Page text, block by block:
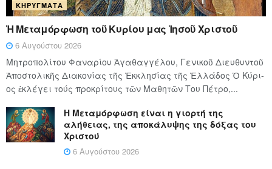
ΚΗΡΎΓΜΑΤΑ
Ἡ Μεταμόρφωση τοῦ Κυρίου μας Ἰησοῦ Χριστοῦ
6 Αυγούστου 2026
Μητροπολίτου Φαναρίου Ἀγαθαγγέλου, Γενικοῦ Διευθυντοῦ
Ἀποστολικῆς Διακονίας τῆς Ἐκκλησίας τῆς Ἑλλάδος Ὁ Κύ­ρι­
ος ἐκλέγει τούς προ­κρί­τους τῶν Μα­θη­τῶν Του Πέ­τρο,...
Η Μεταμόρφωση είναι η γιορτή της
αλήθειας, της αποκάλυψης της δόξας του
Χριστού
6 Αυγούστου 2026